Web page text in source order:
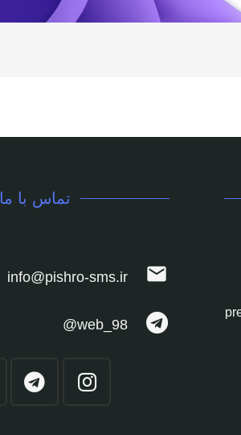
تماس با ما
mail
info@pishro-sms.ir
web_98@